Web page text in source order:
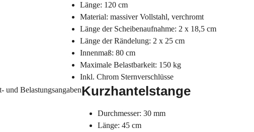
Länge: 120 cm
Material: massiver Vollstahl, verchromt
Länge der Scheibenaufnahme: 2 x 18,5 cm
Länge der Rändelung: 2 x 25 cm
Innenmaß: 80 cm
Maximale Belastbarkeit: 150 kg
Inkl. Chrom Sternverschlüsse
Kurzhantelstange
Durchmesser: 30 mm
Länge: 45 cm